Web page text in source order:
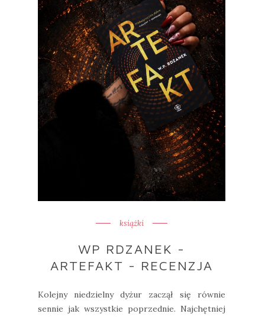
książki
WP RDZANEK -
ARTEFAKT - RECENZJA
Kolejny niedzielny dyżur zaczął się równie
sennie jak wszystkie poprzednie. Najchętniej